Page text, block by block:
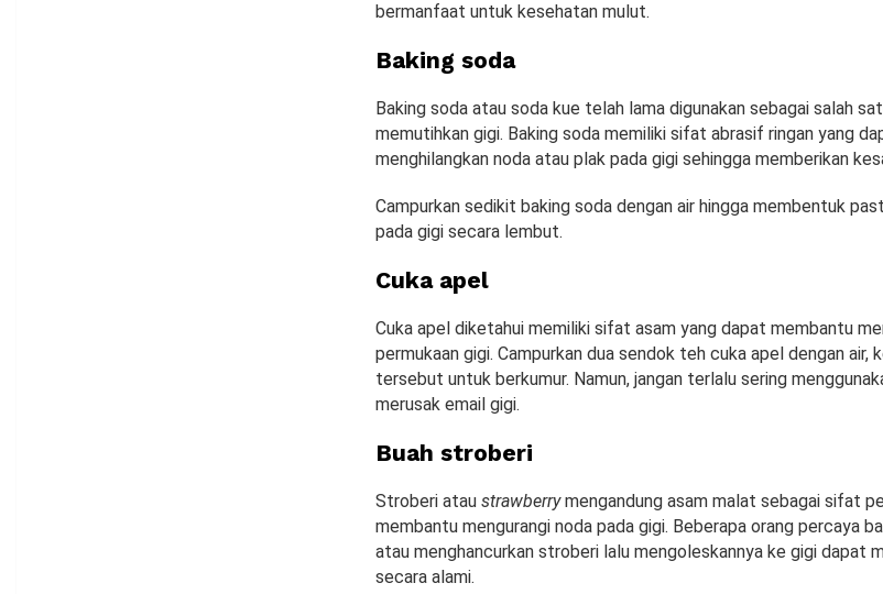
bermanfaat untuk kesehatan mulut.
Baking soda
Baking soda atau soda kue telah lama digunakan sebagai salah
memutihkan gigi. Baking soda memiliki sifat abrasif ringan yang
menghilangkan noda atau plak pada gigi sehingga memberikan
Campurkan sedikit baking soda dengan air hingga membentuk
pada gigi secara lembut.
Cuka apel
Cuka apel diketahui memiliki sifat asam yang dapat membantu
permukaan gigi. Campurkan dua sendok teh cuka apel dengan air,
tersebut untuk berkumur. Namun, jangan terlalu sering
merusak email gigi.
Buah stroberi
Stroberi atau strawberrymengandung asam malat sebagai sifat
membantu mengurangi noda pada gigi. Beberapa orang percaya
atau menghancurkan stroberi lalu mengoleskannya ke gigi dapat
secara alami.